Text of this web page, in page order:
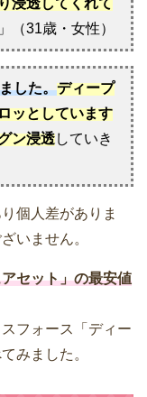
浸透してくれて
（31歳・女性）
した。ディープ
ッとしています
ン浸透していき
個人差がありま
いません。
セット」の最安値
フォース「ディー
みました。